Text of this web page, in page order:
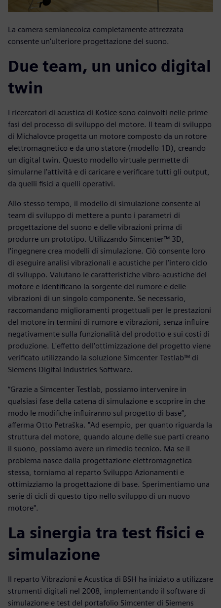
La camera semianecoica completamente attrezzata
consente un'ulteriore progettazione del suono.
Due team, un unico digital
twin
I ricercatori di acustica di Košice sono coinvolti nelle prime
fasi del processo di sviluppo del motore. Il team di sviluppo
di Michalovce progetta un motore composto da un rotore
elettromagnetico e da uno statore (modello 1D), creando
un digital twin. Questo modello virtuale permette di
simularne l'attività e di caricare e verificare tutti gli output,
da quelli fisici a quelli operativi.
Allo stesso tempo, il modello di simulazione consente al
team di sviluppo di mettere a punto i parametri di
progettazione del suono e delle vibrazioni prima di
produrre un prototipo. Utilizzando Simcenter™ 3D,
l'ingegnere crea modelli di simulazione. Ciò consente loro
di eseguire analisi vibrazionali e acustiche per l’intero ciclo
di sviluppo. Valutano le caratteristiche vibro-acustiche del
motore e identificano la sorgente del rumore e delle
vibrazioni di un singolo componente. Se necessario,
raccomandano miglioramenti progettuali per le prestazioni
del motore in termini di rumore e vibrazioni, senza influire
negativamente sulla funzionalità del prodotto e sui costi di
produzione. L'effetto dell'ottimizzazione del progetto viene
verificato utilizzando la soluzione Simcenter Testlab™ di
Siemens Digital Industries Software.
“Grazie a Simcenter Testlab, possiamo intervenire in
qualsiasi fase della catena di simulazione e scoprire in che
modo le modifiche influiranno sul progetto di base”,
afferma Otto Petraška. "Ad esempio, per quanto riguarda la
struttura del motore, quando alcune delle sue parti creano
il suono, possiamo avere un rimedio tecnico. Ma se il
problema nasce dalla progettazione elettromagnetica
stessa, torniamo al reparto Sviluppo Azionamenti e
ottimizziamo la progettazione di base. Sperimentiamo una
serie di cicli di questo tipo nello sviluppo di un nuovo
motore".
La sinergia tra test fisici e
simulazione
Il reparto Vibrazioni e Acustica di BSH ha iniziato a utilizzare
strumenti digitali nel 2008, implementando il software di
simulazione e test del portafolio Simcenter di Siemens